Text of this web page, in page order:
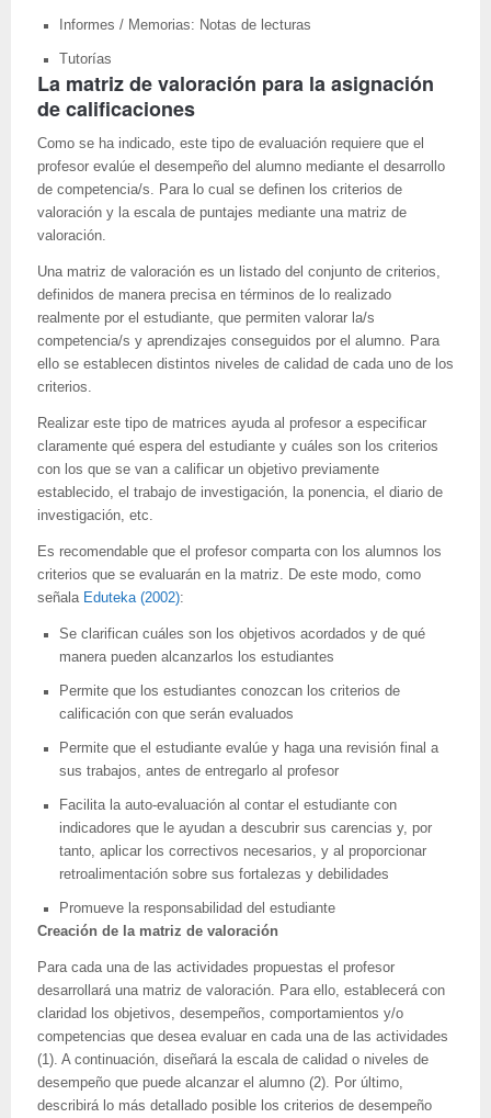
Informes / Memorias: Notas de lecturas
Tutorías
La matriz de valoración para la asignación
de calificaciones
Como se ha indicado, este tipo de evaluación requiere que el
profesor evalúe el desempeño del alumno mediante el desarrollo
de competencia/s. Para lo cual se definen los criterios de
valoración y la escala de puntajes mediante una matriz de
valoración.
Una matriz de valoración es un listado del conjunto de criterios,
definidos de manera precisa en términos de lo realizado
realmente por el estudiante, que permiten valorar la/s
competencia/s y aprendizajes conseguidos por el alumno. Para
ello se establecen distintos niveles de calidad de cada uno de los
criterios.
Realizar este tipo de matrices ayuda al profesor a especificar
claramente qué espera del estudiante y cuáles son los criterios
con los que se van a calificar un objetivo previamente
establecido, el trabajo de investigación, la ponencia, el diario de
investigación, etc.
Es recomendable que el profesor comparta con los alumnos los
criterios que se evaluarán en la matriz. De este modo, como
señala Eduteka (2002):
Se clarifican cuáles son los objetivos acordados y de qué
manera pueden alcanzarlos los estudiantes
Permite que los estudiantes conozcan los criterios de
calificación con que serán evaluados
Permite que el estudiante evalúe y haga una revisión final a
sus trabajos, antes de entregarlo al profesor
Facilita la auto-evaluación al contar el estudiante con
indicadores que le ayudan a descubrir sus carencias y, por
tanto, aplicar los correctivos necesarios, y al proporcionar
retroalimentación sobre sus fortalezas y debilidades
Promueve la responsabilidad del estudiante
Creación de la matriz de valoración
Para cada una de las actividades propuestas el profesor
desarrollará una matriz de valoración. Para ello, establecerá con
claridad los objetivos, desempeños, comportamientos y/o
competencias que desea evaluar en cada una de las actividades
(1). A continuación, diseñará la escala de calidad o niveles de
desempeño que puede alcanzar el alumno (2). Por último,
describirá lo más detallado posible los criterios de desempeño